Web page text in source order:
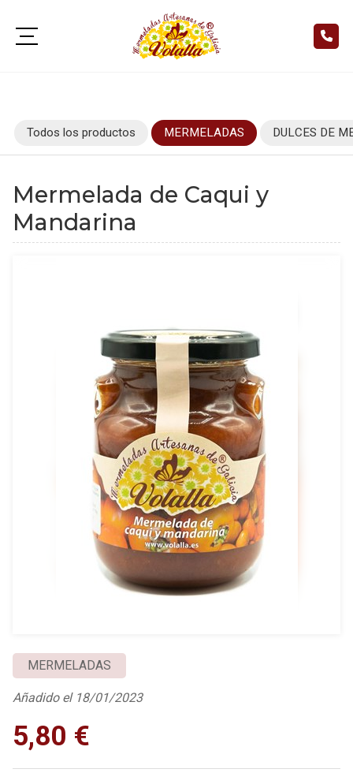
Todos los productos MERMELADAS DULCES DE
Mermelada de Caqui y
Mandarina
MERMELADAS
Añadido el 18/01/2023
5,80 €